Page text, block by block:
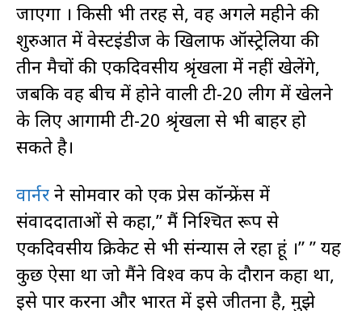
जाएगा । किसी भी तरह से, वह अगले महीने की
शुरुआत में वेस्टइंडीज के खिलाफ ऑस्ट्रेलिया की
तीन मैचों की एकदिवसीय श्रृंखला में नहीं खेलेंगे,
जबकि वह बीच में होने वाली टी-20 लीग में खेलने
के लिए आगामी टी-20 श्रृंखला से भी बाहर हो
सकते है।
वार्नर ने सोमवार को एक प्रेस कॉन्फ्रेंस में
संवाददाताओं से कहा,” मैं निश्चित रूप से
एकदिवसीय क्रिकेट से भी संन्यास ले रहा हूं ।” ” यह
कुछ ऐसा था जो मैंने विश्व कप के दौरान कहा था,
इसे पार करना और भारत में इसे जीतना है, मुझे